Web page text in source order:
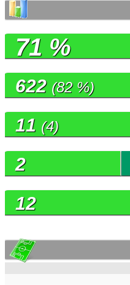
71 %
622 (82 %)
11 (4)
2
12